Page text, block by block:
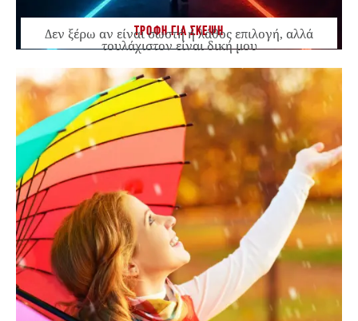
ΤΡΟΦΗ ΓΙΑ ΣΚΕΨΗ
Δεν ξέρω αν είναι σωστή ή λάθος επιλογή, αλλά
τουλάχιστον είναι δική μου